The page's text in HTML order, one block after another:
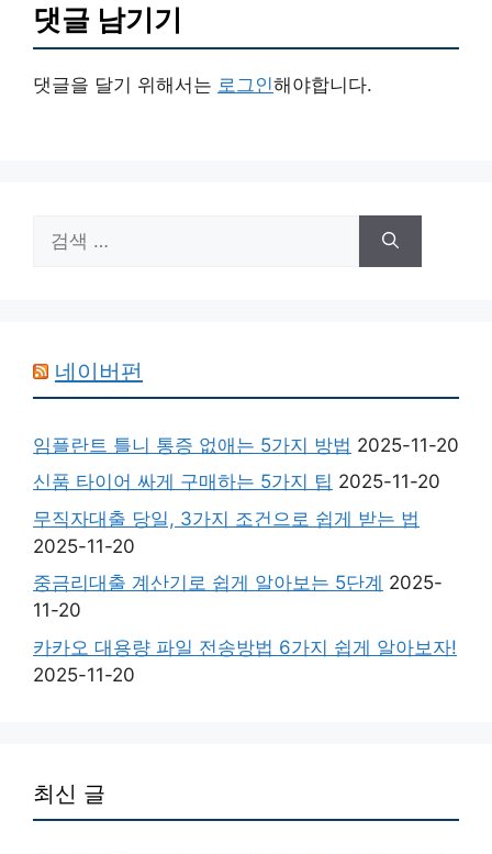
댓글 남기기
댓글을 달기 위해서는 로그인해야합니다.
색:
네이버펀
임플란트 틀니 통증 없애는 5가지 방법 2025-11-20
신품 타이어 싸게 구매하는 5가지 팁 2025-11-20
무직자대출 당일, 3가지 조건으로 쉽게 받는 법
2025-11-20
중금리대출 계산기로 쉽게 알아보는 5단계 2025-
11-20
카카오 대용량 파일 전송방법 6가지 쉽게 알아보자!
2025-11-20
최신 글